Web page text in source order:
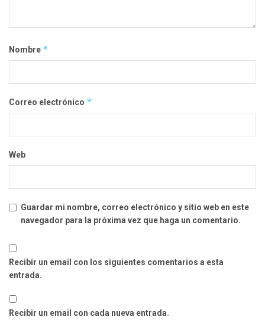
Nombre *
Correo electrónico *
Web
Guardar mi nombre, correo electrónico y sitio web en este
navegador para la próxima vez que haga un comentario.
Recibir un email con los siguientes comentarios a esta
entrada.
Recibir un email con cada nueva entrada.